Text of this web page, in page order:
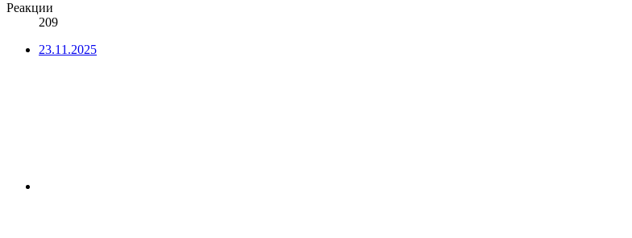
Реакции
209
23.11.2025